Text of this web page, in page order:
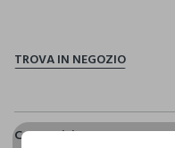
Composizione e cura